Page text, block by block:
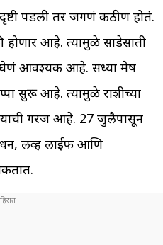
पडली तर जगणं कठीण होतं.
होणार आहे. त्यामुळे साडेसाती
घेणं आवश्यक आहे. सध्या मेष
सुरू आहे. त्यामुळे राशीच्या
गरज आहे. 27 जुलैपासून
धन, लव्ह लाईफ आणि